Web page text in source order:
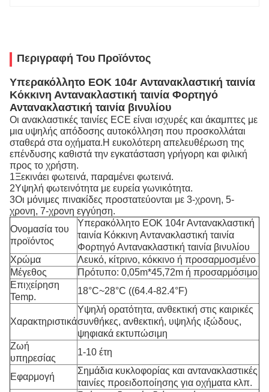
Περιγραφή Του Προϊόντος
Υπερακόλλητο ΕΟΚ 104r Αντανακλαστική ταινία
Κόκκινη Αντανακλαστική ταινία Φορτηγό
Αντανακλαστική ταινία βινυλίου
Οι ανακλαστικές ταινίες ECE είναι ισχυρές και άκαμπτες με
μια υψηλής απόδοσης αυτοκόλληση που προσκολλάται
σταθερά στα οχήματα.Η ευκολότερη απελευθέρωση της
επένδυσης καθιστά την εγκατάσταση γρήγορη και φιλική
προς το χρήστη.
1Ξεκινάει φωτεινά, παραμένει φωτεινά.
2Υψηλή φωτεινότητα με ευρεία γωνικότητα.
3Οι μόνιμες πινακίδες προστατεύονται με 3-χρονη, 5-
χρονη, 7-χρονη εγγύηση.
Ονομασία του
προϊόντος
Υπερακόλλητο ΕΟΚ 104r Αντανακλαστική
ταινία Κόκκινη Αντανακλαστική ταινία
Φορτηγό Αντανακλαστική ταινία βινυλίου
Χρώμα
Λευκό, κίτρινο, κόκκινο ή προσαρμοσμένο
Μέγεθος
Πρότυπο: 0,05m*45,72m ή προσαρμόσιμο
Επιχείρηση
Temp.
18°C~28°C ((64.4-82.4°F)
Χαρακτηριστικά
Υψηλή ορατότητα, ανθεκτική στις καιρικές
συνθήκες, ανθεκτική, υψηλής ιξώδους,
ψηφιακά εκτυπώσιμη
Ζωή
υπηρεσίας
1-10 έτη
Εφαρμογή
Σημάδια κυκλοφορίας και αντανακλαστικές
ταινίες προειδοποίησης για οχήματα κλπ.